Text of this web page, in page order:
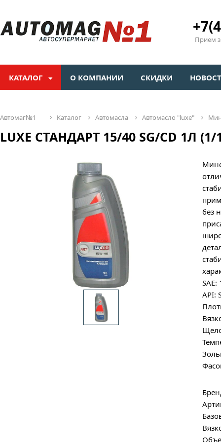
Прием
КАТАЛОГ О КОМПАНИИ СКИДКИ
автомаг№1 каталог автомасла автомасло "luxе"
LUXE СТАНДАРТ 15/40 SG/CD 1Л (1/
без
SAE:
API: